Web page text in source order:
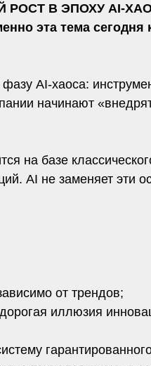
РОСТ В ЭПОХУ AI-
тема сегодня
AI-хаоса:
начинают
на базе
AI не заменяет эти
от трендов;
иллюзия